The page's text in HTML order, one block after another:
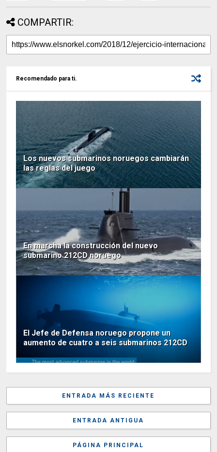
COMPARTIR:
Recomendado para ti.
Los nuevos submarinos noruegos cambiarán
las reglas del juego
En marcha la construcción del nuevo
submarino 212CD noruego
El Jefe de Defensa noruego propone un
aumento de cuatro a seis submarinos 212CD
ENTRADA MÁS RECIENTE
ENTRADA ANTIGUA
PÁGINA PRINCIPAL